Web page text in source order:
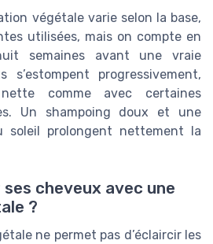
végétale varie selon la base,
utilisées, mais on compte en
semaines avant une vraie
s’estompent progressivement,
comme avec certaines
Un shampoing doux et une
soleil prolongent nettement la
cheveux avec une
?
ne permet pas d’éclaircir les